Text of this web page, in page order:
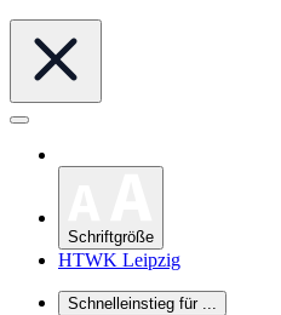
Schriftgröße
HTWK Leipzig
Schnelleinstieg für ...